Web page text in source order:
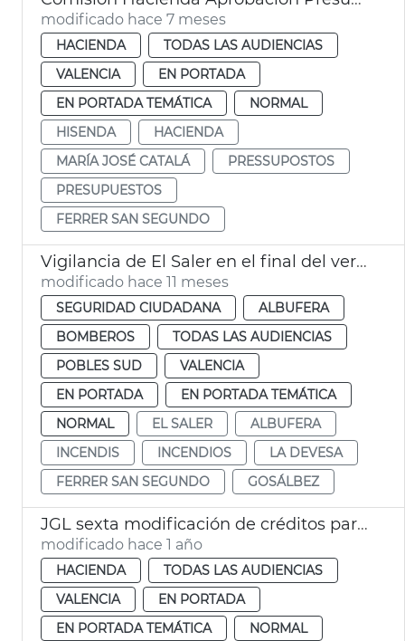
modificado hace 7 meses
HACIENDA
TODAS LAS AUDIENCIAS
VALENCIA
EN PORTADA
EN PORTADA TEMÁTICA
NORMAL
HISENDA
HACIENDA
MARÍA JOSÉ CATALÁ
PRESSUPOSTOS
PRESUPUESTOS
FERRER SAN SEGUNDO
Vigilancia de El Saler en el final del verano València
modificado hace 11 meses
SEGURIDAD CIUDADANA
ALBUFERA
BOMBEROS
TODAS LAS AUDIENCIAS
POBLES SUD
VALENCIA
EN PORTADA
EN PORTADA TEMÁTICA
NORMAL
EL SALER
ALBUFERA
INCENDIS
INCENDIOS
LA DEVESA
FERRER SAN SEGUNDO
GOSÁLBEZ
JGL sexta modificación de créditos para vivendes La Torre, deuda y descuentos EMT
modificado hace 1 año
HACIENDA
TODAS LAS AUDIENCIAS
VALENCIA
EN PORTADA
EN PORTADA TEMÁTICA
NORMAL